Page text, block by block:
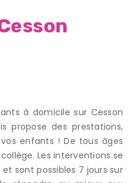
à domicile sur Cesson
propose des prestations,
enfants ! De tous âges
Les interventions se
sont possibles 7 jours sur